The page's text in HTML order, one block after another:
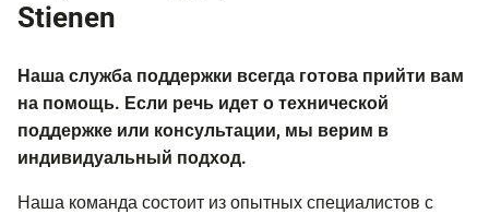
Stienen
Наша служба поддержки всегда готова прийти вам
на помощь. Если речь идет о технической
поддержке или консультации, мы верим в
индивидуальный подход.
Наша команда состоит из опытных специалистов с